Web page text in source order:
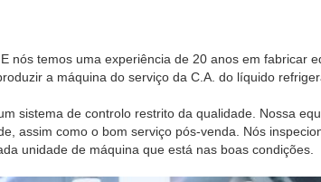
nós temos uma experiência de 20 anos em fabricar
a máquina do serviço da C.A. do líquido
sistema de controlo restrito da qualidade. Nossa
assim como o bom serviço pós-venda. Nós
unidade de máquina que está nas boas condições.